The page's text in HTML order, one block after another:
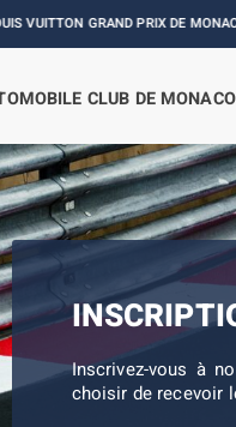
GRAND PRIX DE MONACO :
CLUB DE MONACO
Inscrivez-vous à
choisir de recevoir